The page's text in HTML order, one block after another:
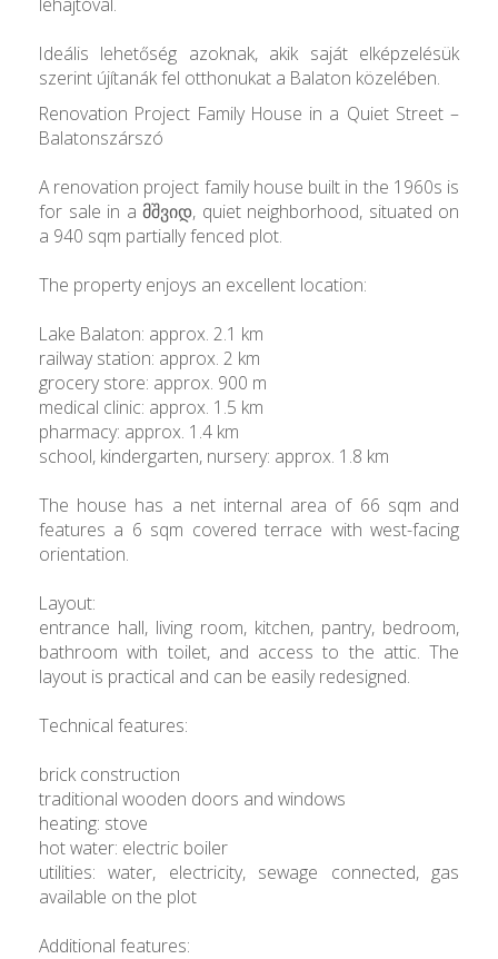
Ideális lehetőség azoknak, akik saját elképzelésük
szerint újítanák fel otthonukat a Balaton közelében.
Renovation Project Family House in a Quiet Street –
Balatonszárszó
A renovation project family house built in the 1960s is
for sale in a მშვიდ, quiet neighborhood, situated on
a 940 sqm partially fenced plot.
The property enjoys an excellent location:
Lake Balaton: approx. 2.1 km
railway station: approx. 2 km
grocery store: approx. 900 m
medical clinic: approx. 1.5 km
pharmacy: approx. 1.4 km
school, kindergarten, nursery: approx. 1.8 km
The house has a net internal area of 66 sqm and
features a 6 sqm covered terrace with west-facing
orientation.
Layout:
entrance hall, living room, kitchen, pantry, bedroom,
bathroom with toilet, and access to the attic. The
layout is practical and can be easily redesigned.
Technical features:
brick construction
traditional wooden doors and windows
heating: stove
hot water: electric boiler
utilities: water, electricity, sewage connected, gas
available on the plot
Additional features: